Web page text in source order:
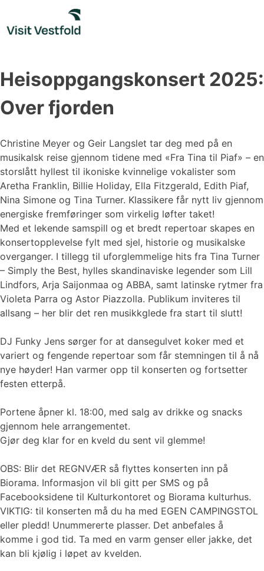
content
Heisoppgangskonsert 2025:
Over fjorden
Christine Meyer og Geir Langslet tar deg med på en
musikalsk reise gjennom tidene med «Fra Tina til Piaf» – en
storslått hyllest til ikoniske kvinnelige vokalister som
Aretha Franklin, Billie Holiday, Ella Fitzgerald, Edith Piaf,
Nina Simone og Tina Turner. Klassikere får nytt liv gjennom
energiske fremføringer som virkelig løfter taket!
Med et lekende samspill og et bredt repertoar skapes en
konsertopplevelse fylt med sjel, historie og musikalske
overganger. I tillegg til uforglemmelige hits fra Tina Turner
– Simply the Best, hylles skandinaviske legender som Lill
Lindfors, Arja Saijonmaa og ABBA, samt latinske rytmer fra
Violeta Parra og Astor Piazzolla. Publikum inviteres til
allsang – her blir det ren musikkglede fra start til slutt!
DJ Funky Jens sørger for at dansegulvet koker med et
variert og fengende repertoar som får stemningen til å nå
nye høyder! Han varmer opp til konserten og fortsetter
festen etterpå.
Portene åpner kl. 18:00, med salg av drikke og snacks
gjennom hele arrangementet.
Gjør deg klar for en kveld du sent vil glemme!
OBS: Blir det REGNVÆR så flyttes konserten inn på
Biorama. Informasjon vil bli gitt per SMS og på
Facebooksidene til Kulturkontoret og Biorama kulturhus.
VIKTIG: til konserten må du ha med EGEN CAMPINGSTOL
eller pledd! Unummererte plasser. Det anbefales å
komme i god tid. Ta med en varm genser eller jakke, det
kan bli kjølig i løpet av kvelden.